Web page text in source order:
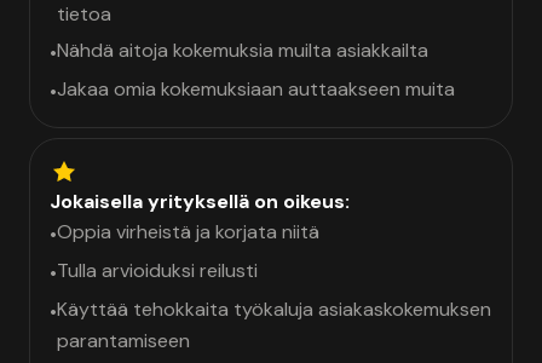
tietoa
•Nähdä aitoja kokemuksia muilta asiakkailta
•Jakaa omia kokemuksiaan auttaakseen muita
Jokaisella yrityksellä on oikeus:
•Oppia virheistä ja korjata niitä
•Tulla arvioiduksi reilusti
•Käyttää tehokkaita työkaluja asiakaskokemuksen
parantamiseen